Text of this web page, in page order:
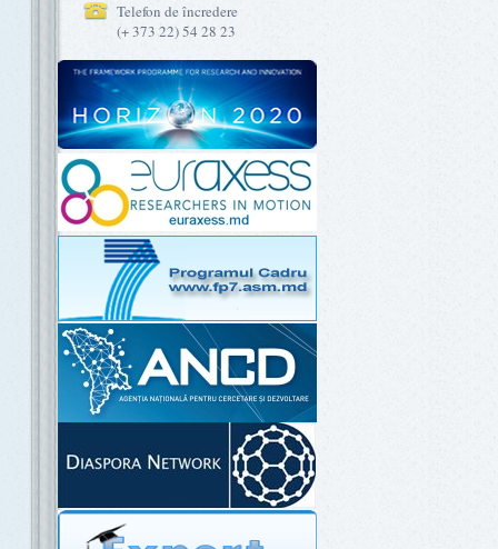
Telefon de încredere
(+ 373 22) 54 28 23